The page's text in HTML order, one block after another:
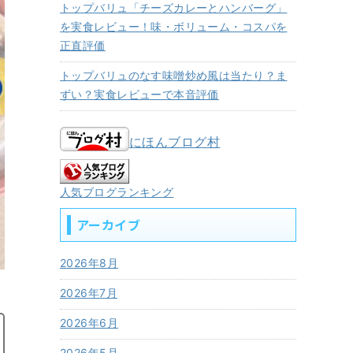
トップバリュ「チーズカレーとハンバーグ」
を実食レビュー！味・ボリューム・コスパを
正直評価
トップバリュのなす味噌炒め風は当たり？ま
ずい？実食レビューで本音評価
にほんブログ村
人気ブログランキング
アーカイブ
2026年8月
2026年7月
2026年6月